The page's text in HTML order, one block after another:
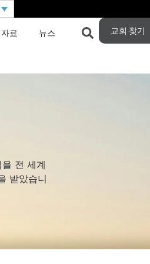
료 뉴스 교회 찾기
전 세계
받았습니